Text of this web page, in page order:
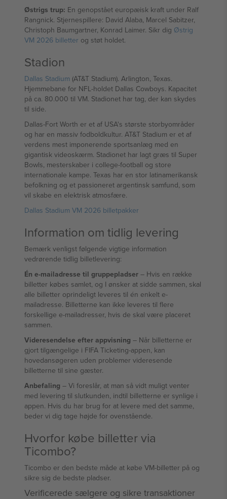
Østrigs trup: En genopstået europæisk kraft under Ralf
Rangnick. Stjernespillere: David Alaba, Marcel Sabitzer,
Christoph Baumgartner, Konrad Laimer. Sikr dig Østrig
VM 2026 billetter og støt holdet.
Stadion
Dallas Stadium (AT&T Stadium). Arlington, Texas.
Hjemmebane for NFL-holdet Dallas Cowboys. Kapacitet
på ca. 80.000 til VM. Stadionet har tag, der kan skydes
til side.
Dallas-Fort Worth er et af USA's største storbyområder
og har en massiv fodboldkultur. AT&T Stadium er et af
verdens mest imponerende sportsanlæg med en
gigantisk videoskærm. Stadionet har lagt græs til Super
Bowls, mesterskaber i college-football og store
internationale kampe. Texas har en stor latinamerikansk
befolkning og et passioneret argentinsk samfund, som
vil skabe en elektrisk atmosfære.
Dallas Stadium VM 2026 billetpakker
Information om tidlig levering
Bemærk venligst følgende vigtige information
vedrørende tidlig billetlevering:
Én e-mailadresse til gruppepladser – Hvis en række
billetter købes samlet, og I ønsker at sidde sammen, skal
alle billetter oprindeligt leveres til én enkelt e-
mailadresse. Billetterne kan ikke leveres til flere
forskellige e-mailadresser, hvis de skal være placeret
sammen.
Videresendelse efter appvisning – Når billetterne er
gjort tilgængelige i FIFA Ticketing-appen, kan
hovedansøgeren uden problemer videresende
billetterne til sine gæster.
Anbefaling – Vi foreslår, at man så vidt muligt venter
med levering til slutkunden, indtil billetterne er synlige i
appen. Hvis du har brug for at levere med det samme,
beder vi dig tage højde for ovenstående.
Hvorfor købe billetter via
Ticombo?
Ticombo er den bedste måde at købe VM-billetter på og
sikre sig de bedste pladser.
Verificerede sælgere og sikre transaktioner